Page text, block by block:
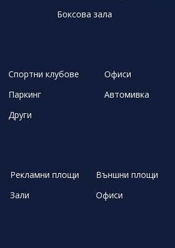
Боксова зала
Спортни клубове
Офиси
Паркинг
Автомивка
Други
Рекламни площи
Външни площи
Зали Офиси